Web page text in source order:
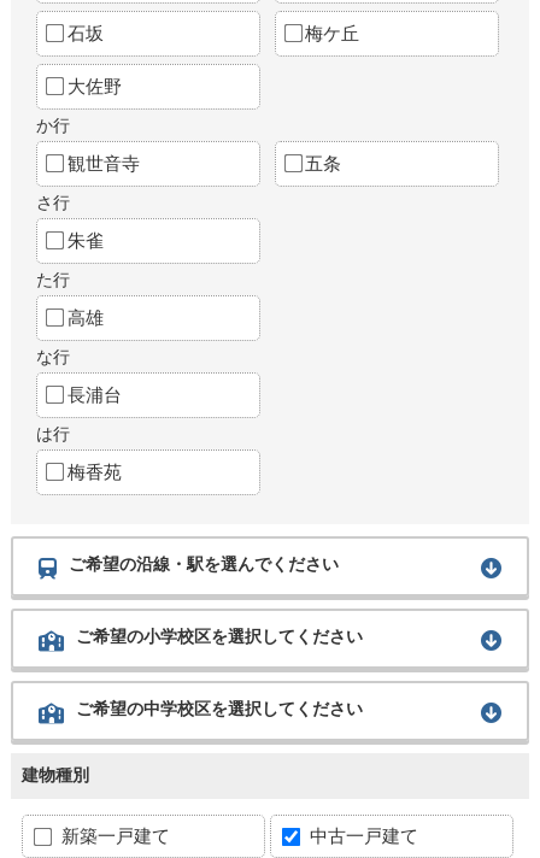
石坂 梅ケ丘
大佐野
か行
観世音寺 五条
さ行
朱雀
た行
高雄
な行
長浦台
は行
梅香苑
ご希望の沿線・駅を選んでください
ご希望の小学校区を選択してください
ご希望の中学校区を選択してください
建物種別
新築一戸建て 中古一戸建て